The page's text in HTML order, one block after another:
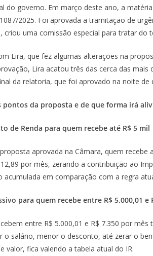
do governo. Em março deste ano, a
2025. Foi aprovada a tramitação de
criou uma comissão especial para tratar do
Lira, que fez algumas alterações na
Lira acatou três das cerca das
da relatoria, que foi aprovado na noite de
pontos da proposta e de que forma irá
de Renda para quem recebe até R$ 5 mil
aprovada na Câmara, quem recebe
por mês, zerando a contribuição ao
acumulada em comparação com a regra
para quem recebe entre R$ 5.000,01 e
entre R$ 5.000,01 e R$ 7.350 por
o salário, menor o desconto, até zerar o
valor, fica valendo a tabela atual do IR.